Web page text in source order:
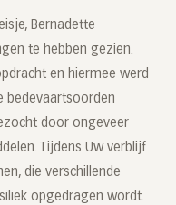
Bernadette
te hebben gezien.
en hiermee werd
bedevaartsoorden
door ongeveer
Tijdens Uw verblijf
die verschillende
opgedragen wordt.